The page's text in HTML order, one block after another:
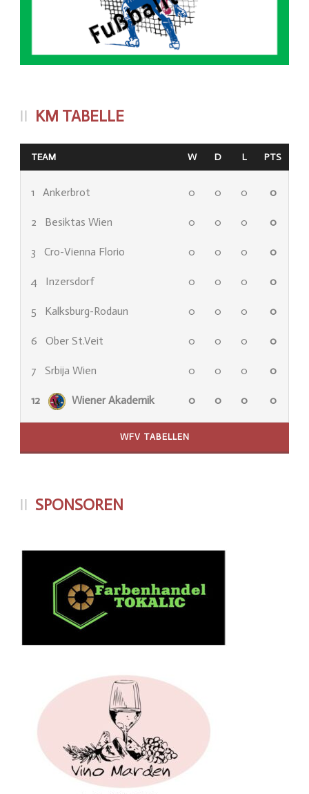
KM TABELLE
TEAM W D L PTS
1 Ankerbrot 0 0 0 0
2 Besiktas Wien 0 0 0 0
3 Cro-Vienna Florio 0 0 0 0
4 Inzersdorf 0 0 0 0
5 Kalksburg-Rodaun 0 0 0 0
6 Ober St.Veit 0 0 0 0
7 Srbija Wien 0 0 0 0
12 Wiener Akademik 0 0 0 0
WFV TABELLEN
SPONSOREN